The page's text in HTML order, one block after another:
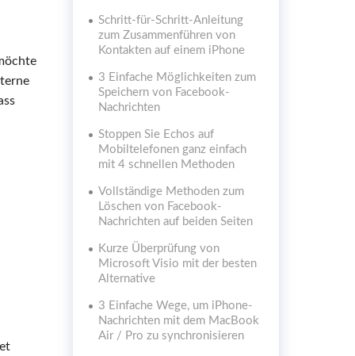
Schritt-für-Schritt-Anleitung
zum Zusammenführen von
Kontakten auf einem iPhone
3 Einfache Möglichkeiten zum
Speichern von Facebook-
Nachrichten
Stoppen Sie Echos auf
Mobiltelefonen ganz einfach
mit 4 schnellen Methoden
Vollständige Methoden zum
Löschen von Facebook-
Nachrichten auf beiden Seiten
Kurze Überprüfung von
Microsoft Visio mit der besten
Alternative
3 Einfache Wege, um iPhone-
Nachrichten mit dem MacBook
Air / Pro zu synchronisieren